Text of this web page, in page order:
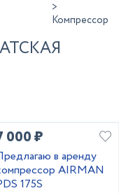
Компрессор
000 ₽
в аренду
AIRMAN
175S